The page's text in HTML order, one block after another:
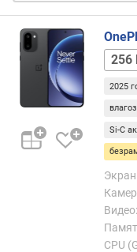
е
н
я
а
я
т
512
/
12 ГБ
2025
Si-C
Видео:
CPU